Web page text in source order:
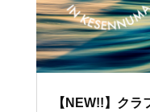
【NEW!!】ク